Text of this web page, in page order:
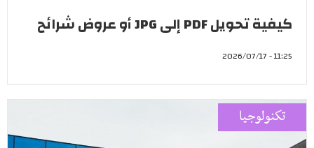
كيفية تحويل PDF إلى JPG أو عروض شرائح
11:25 - 2026/07/17
تكنولوجيا